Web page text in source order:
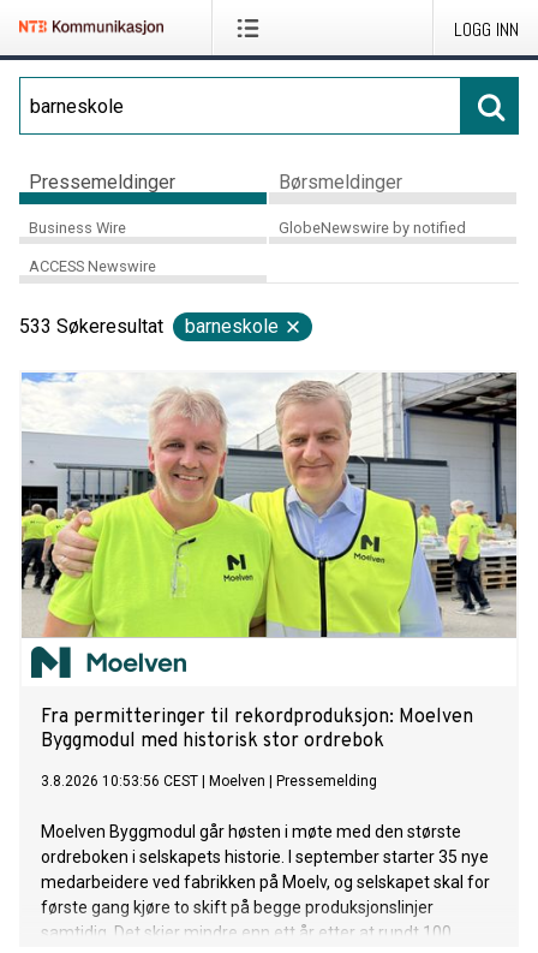
LOGG INN
Pressemeldinger Børsmeldinger
Business Wire GlobeNewswire by notified
ACCESS Newswire
533 Søkeresultat barneskole
Fra permitteringer til rekordproduksjon: Moelven
Byggmodul med historisk stor ordrebok
3.8.2026 10:53:56 CEST Moelven Pressemelding
Moelven Byggmodul går høsten i møte med den største
ordreboken i selskapets historie. I september starter 35 nye
medarbeidere ved fabrikken på Moelv, og selskapet skal for
første gang kjøre to skift på begge produksjonslinjer
samtidig. Det skjer mindre enn ett år etter at rundt 100